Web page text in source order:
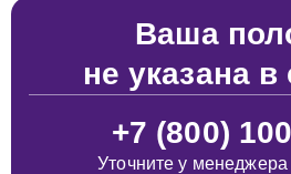
Ваша
не указана в
+7 (800)
Уточните у